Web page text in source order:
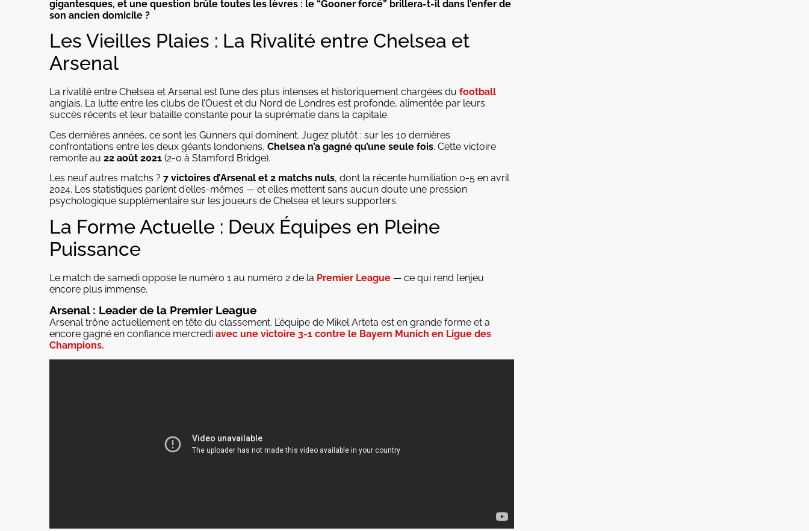
gigantesques, et une question brûle toutes les lèvres : le “Gooner forcé” brillera-t-il dans l’enfer de
son ancien domicile ?
Les Vieilles Plaies : La Rivalité entre Chelsea et
Arsenal
La rivalité entre Chelsea et Arsenal est l’une des plus intenses et historiquement chargées du football
anglais. La lutte entre les clubs de l’Ouest et du Nord de Londres est profonde, alimentée par leurs
succès récents et leur bataille constante pour la suprématie dans la capitale.
Ces dernières années, ce sont les Gunners qui dominent. Jugez plutôt : sur les 10 dernières
confrontations entre les deux géants londoniens, Chelsea n’a gagné qu’une seule fois. Cette victoire
remonte au 22 août 2021 (2-0 à Stamford Bridge).
Les neuf autres matchs ? 7 victoires d’Arsenal et 2 matchs nuls, dont la récente humiliation 0-5 en avril
2024. Les statistiques parlent d’elles-mêmes — et elles mettent sans aucun doute une pression
psychologique supplémentaire sur les joueurs de Chelsea et leurs supporters.
La Forme Actuelle : Deux Équipes en Pleine
Puissance
Le match de samedi oppose le numéro 1 au numéro 2 de la Premier League — ce qui rend l’enjeu
encore plus immense.
Arsenal : Leader de la Premier League
Arsenal trône actuellement en tête du classement. L’équipe de Mikel Arteta est en grande forme et a
encore gagné en confiance mercredi avec une victoire 3-1 contre le Bayern Munich en Ligue des
Champions.